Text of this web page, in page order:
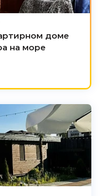
доме
на море